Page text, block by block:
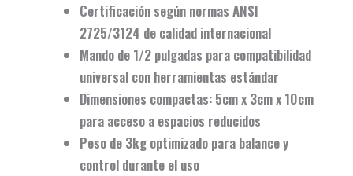
Certificación según normas ANSI
2725/3124 de calidad internacional
Mando de 1/2 pulgadas para compatibilidad
universal con herramientas estándar
Dimensiones compactas: 5cm x 3cm x 10cm
para acceso a espacios reducidos
Peso de 3kg optimizado para balance y
control durante el uso